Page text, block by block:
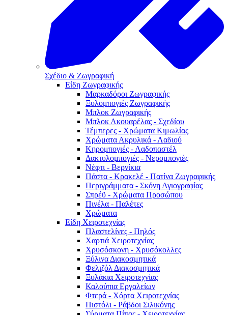
Σχέδιο & Ζωγραφική
Είδη Ζωγραφικής
Μαρκαδόροι Ζωγραφικής
Ξυλομπογιές Ζωγραφικής
Μπλοκ Ζωγραφικής
Μπλοκ Ακουαρέλας - Σχεδίου
Τέμπερες - Χρώματα Κιμωλίας
Χρώματα Ακρυλικά - Λαδιού
Κηρομπογιές - Λαδοπαστέλ
Δακτυλομπογιές - Νερομπογιές
Νέφτι - Βερνίκια
Πάστα - Κρακελέ - Πατίνα Ζωγραφικής
Περιγράμματα - Σκόνη Αγιογραφίας
Σπρέϋ - Χρώματα Προσώπου
Πινέλα - Παλέτες
Χρώματα
Είδη Χειροτεχνίας
Πλαστελίνες - Πηλός
Χαρτιά Χειροτεχνίας
Χρυσόσκονη - Χρυσόκoλλες
Ξύλινα Διακοσμητικά
Φελιζόλ Διακοσμητικά
Ξυλάκια Χειροτεχνίας
Καλούπια Εργαλείων
Φτερά - Χόρτα Xειροτεχνίας
Πιστόλι - Ράβδοι Σιλικόνης
Γιατί τα πιο όμορφα χρόνια
πρέπει να μένουν για πάντα!
SHOP NOW
Close